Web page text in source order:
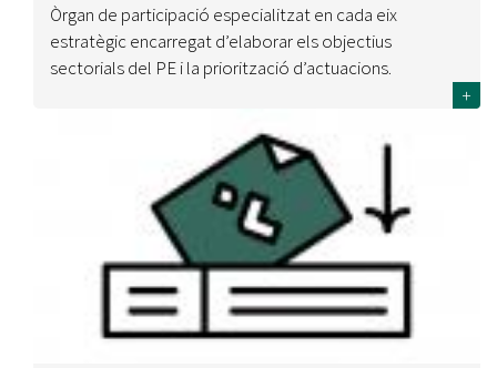
Òrgan de participació especialitzat en cada eix
estratègic encarregat d’elaborar els objectius
sectorials del PE i la priorització d’actuacions.
+